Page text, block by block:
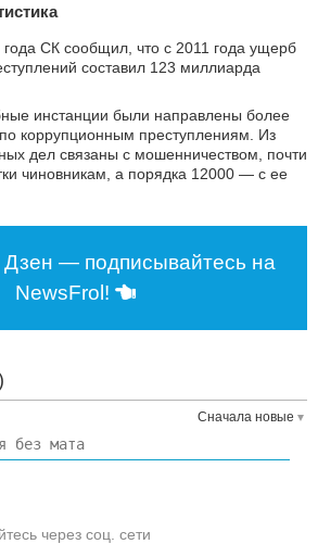
СК сообщил, что с 2011 года ущерб
составил 123 миллиарда
инстанции были направлены более
коррупционным преступлениям. Из
дел связаны с мошенничеством, почти
чиновникам, а порядка 12000 — с ее
— подписывайтесь на
NewsFrol!
Сначала новые
через соц. сети